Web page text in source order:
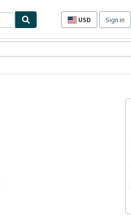
USD
Site
preferences
Sign in